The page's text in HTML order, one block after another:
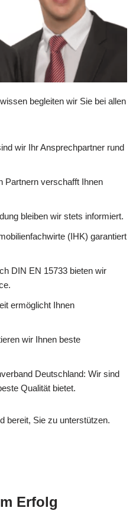
begleiten wir Sie bei allen
wir Ihr Ansprechpartner rund
Partnern verschafft Ihnen
bleiben wir stets informiert.
(IHK) garantiert
DIN EN 15733 bieten wir
ermöglicht Ihnen
wir Ihnen beste
Deutschland: Wir sind
Qualität bietet.
bereit, Sie zu unterstützen.
Erfolg